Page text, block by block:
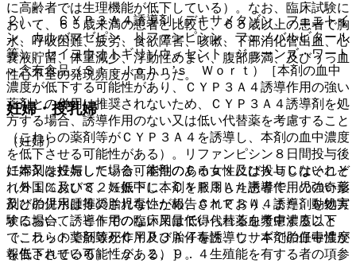
に高齢者では生理機能が低下している）。なお、臨床試験に
おいて、６５歳未満の患者と比較し、６５歳以上の患者で胸
水、呼吸困難、疲労、食欲障害、咳嗽、下部消化管出血、心
嚢液貯留、体重減少、浮動性めまい、腹部膨満、及びうっ血
性心不全の発現頻度が高かった。
妊婦・授乳婦
（妊婦）
妊婦又は妊娠している可能性のある女性には投与しないこと
（外国において、妊娠中に本剤を服用した患者で、児の奇形
及び胎児水腫等の胎児毒性が報告されており、また、動物実
験において、ヒトでの臨床用量で得られる血漿中濃度以下
で、ラットで胚致死作用及び胎仔毒性、ウサギで胎仔毒性が
報告されている）〔２．２、９．４生殖能を有する者の項参
２）． ＣＹＰ３Ａ４誘導剤（デキサメタゾン、フェニトイ
ン、カルバマゼピン、リファンピシン、フェノバルビタール
等）、セイヨウオトギリソウ＜セント・ジョーンズ・ワート
＞含有食品（Ｓｔ．Ｊｏｈｎ’ｓ Ｗｏｒｔ）［本剤の血中
濃度が低下する可能性があり、ＣＹＰ３Ａ４誘導作用の強い
薬剤との併用は推奨されないため、ＣＹＰ３Ａ４誘導剤を処
方する場合、誘導作用のない又は低い代替薬を考慮すること
（これらの薬剤等がＣＹＰ３Ａ４を誘導し、本剤の血中濃度
を低下させる可能性がある）。リファンピシン８日間投与後
に本剤を投与した場合、本剤のＣｍａｘ及びＡＵＣはそれぞ
れ８１％及び８２％低下し、ＣＹＰ３Ａ４誘導作用の強い薬
剤との併用は推奨されないため、ＣＹＰ３Ａ４誘導剤を処方
する場合、誘導作用のない又は低い代替薬を考慮すること
（これらの薬剤等がＣＹＰ３Ａ４を誘導し、本剤の血中濃度
を低下させる可能性がある）］。